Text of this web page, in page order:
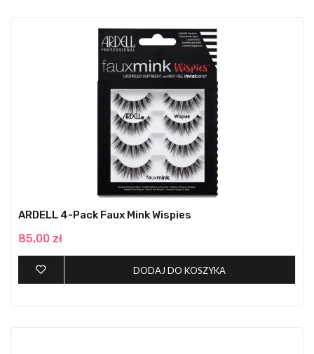
ARDELL 4-Pack Faux Mink Wispies
85,00 zł
DODAJ DO KOSZYKA